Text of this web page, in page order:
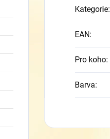
Kategorie:
EAN:
Pro koho:
Barva: